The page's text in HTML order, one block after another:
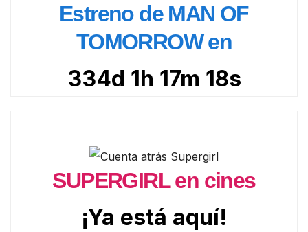
Estreno de MAN OF
TOMORROW en
334d 1h 17m 16s
SUPERGIRL en cines
¡Ya está aquí!